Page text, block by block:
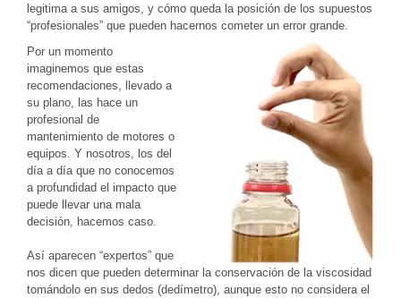
legitima a sus amigos, y cómo queda la posición de los supuestos
“profesionales” que pueden hacernos cometer un error grande.
Por un momento
imaginemos que estas
recomendaciones, llevado a
su plano, las hace un
profesional de
mantenimiento de motores o
equipos. Y nosotros, los del
día a día que no conocemos
a profundidad el impacto que
puede llevar una mala
decisión, hacemos caso.
Así aparecen “expertos” que
nos dicen que pueden determinar la conservación de la viscosidad
tomándolo en sus dedos (dedímetro), aunque esto no considera el